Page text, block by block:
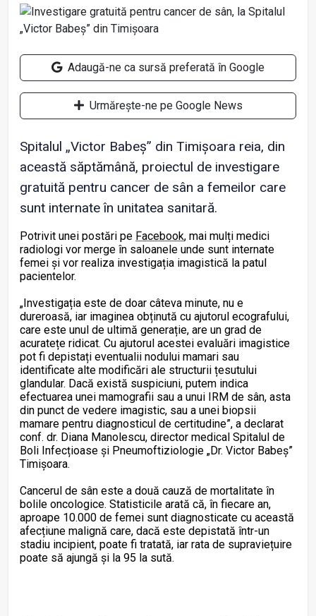
Adaugă-ne ca sursă preferată în Google
Urmărește-ne pe Google News
Spitalul „Victor Babeș” din Timișoara reia, din
această săptămână, proiectul de investigare
gratuită pentru cancer de sân a femeilor care
sunt internate în unitatea sanitară.
Potrivit unei postări pe Facebook, mai mulți medici
radiologi vor merge în saloanele unde sunt internate
femei și vor realiza investigația imagistică la patul
pacientelor.
„Investigația este de doar câteva minute, nu e
dureroasă, iar imaginea obținută cu ajutorul ecografului,
care este unul de ultimă generație, are un grad de
acuratețe ridicat. Cu ajutorul acestei evaluări imagistice
pot fi depistați eventualii nodului mamari sau
identificate alte modificări ale structurii țesutului
glandular. Dacă există suspiciuni, putem indica
efectuarea unei mamografii sau a unui IRM de sân, asta
din punct de vedere imagistic, sau a unei biopsii
mamare pentru diagnosticul de certitudine”, a declarat
conf. dr. Diana Manolescu, director medical Spitalul de
Boli Infecțioase și Pneumoftiziologie „Dr. Victor Babeș”
Timișoara.
Cancerul de sân este a două cauză de mortalitate în
bolile oncologice. Statisticile arată că, în fiecare an,
aproape 10.000 de femei sunt diagnosticate cu această
afecțiune malignă care, dacă este depistată într-un
stadiu incipient, poate fi tratată, iar rata de supraviețuire
poate să ajungă și la 95 la sută.